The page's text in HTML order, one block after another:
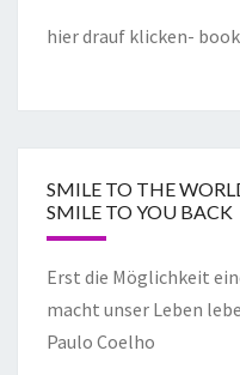
hier drauf klicken-
SMILE TO THE
SMILE TO YOU BACK
Erst die Möglichkeit
macht unser Leben
Paulo Coelho